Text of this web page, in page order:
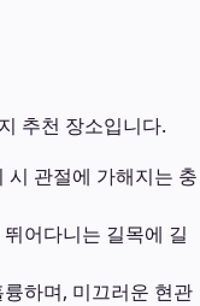
추천 장소입니다.
시 관절에 가해지는 충
어다니는 길목에 길
하며, 미끄러운 현관